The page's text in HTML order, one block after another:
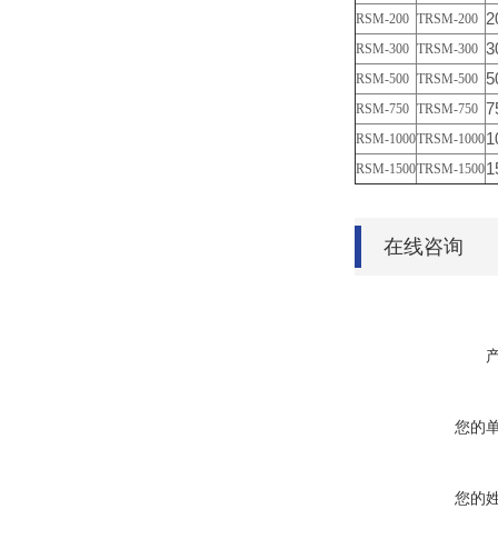
RSM-200 TRSM-200
RSM-300 TRSM-300
RSM-500 TRSM-500
RSM-750 TRSM-750
RSM-1000TRSM-1000
RSM-1500TRSM-1500
在线咨询
您的
您的